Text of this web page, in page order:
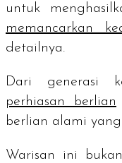
untuk
memancarkan
detailnya.
Dari generasi
perhiasan berlian
berlian alami
Warisan ini